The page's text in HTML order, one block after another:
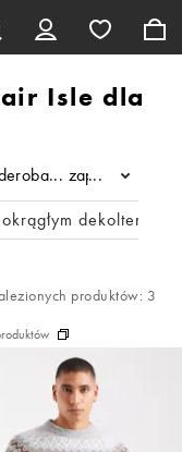
Isle dla
zapraszamy
...
dekoltem
produktów: 3